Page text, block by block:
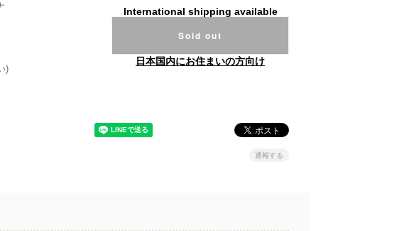
)
International shipping available
Sold out
日本国内にお住まいの方向け
通報する